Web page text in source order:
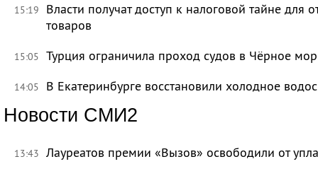
15:19
Власти получат доступ к налоговой тайне для
товаров
15:05 Турция ограничила проход судов в Чёрное
14:05 В Екатеринбурге восстановили холодное
Новости СМИ2
13:43 Лауреатов премии «Вызов» освободили от